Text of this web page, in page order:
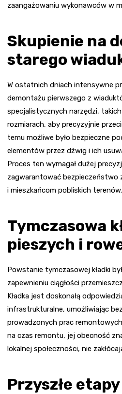
zaangażowaniu wykonawców w
Skupienie na
starego
W ostatnich dniach intensywne
demontażu pierwszego z
specjalistycznych narzędzi, takich
rozmiarach, aby precyzyjnie
temu możliwe było bezpieczne
elementów przez dźwig i ich
Proces ten wymagał dużej
zagwarantować bezpieczeństwo
i mieszkańcom pobliskich terenów.
Tymczasowa
pieszych i
Powstanie tymczasowej kładki
zapewnieniu ciągłości
Kładka jest doskonałą
infrastrukturalne, umożliwiając
prowadzonych prac
na czas remontu, jej obecność
lokalnej społeczności, nie
Przyszłe